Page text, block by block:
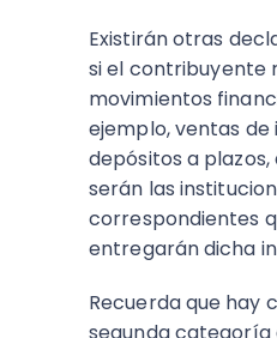
Existirán otras
si el contribuyente
movimientos
ejemplo, ventas de
depósitos a
serán las
correspondientes
entregarán dicha
Recuerda que hay
segunda categoría